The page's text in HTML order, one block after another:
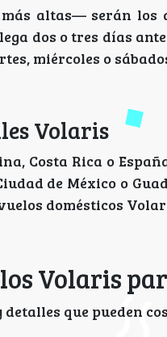
altas— serán los
dos o tres días
miércoles o
Volaris
Costa Rica o
de México o
domésticos
Volaris
que pueden